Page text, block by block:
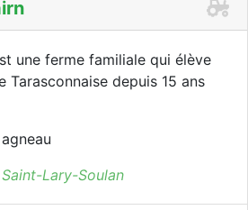
une ferme familiale qui élève
Tarasconnaise depuis 15 ans
Lary-Soulan